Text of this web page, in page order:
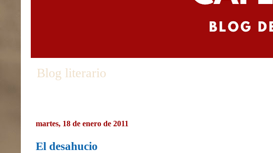
Blog literario
martes, 18 de enero de 2011
El desahucio